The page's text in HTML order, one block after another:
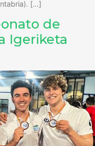
[…]
de
Igeriketa